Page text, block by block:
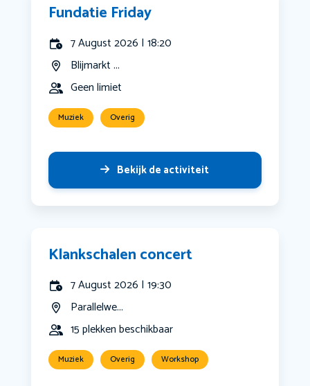
Fundatie Friday
7 August 2026 | 18:20
Blijmarkt ...
Geen limiet
Muziek Overig
Bekijk de activiteit
Klankschalen concert
7 August 2026 | 19:30
Parallelwe...
15 plekken beschikbaar
Muziek Overig Workshop